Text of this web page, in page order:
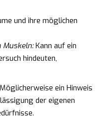
und ihre möglichen
Muskeln:Kann auf ein
hindeuten,
ein Hinweis
der eigenen